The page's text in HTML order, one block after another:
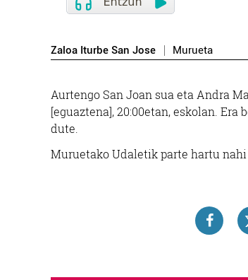
Zaloa Iturbe San Jose Murueta
Aurtengo San Joan sua eta Andra
[eguaztena], 20:00etan, eskolan.
dute.
Muruetako Udaletik parte hartu